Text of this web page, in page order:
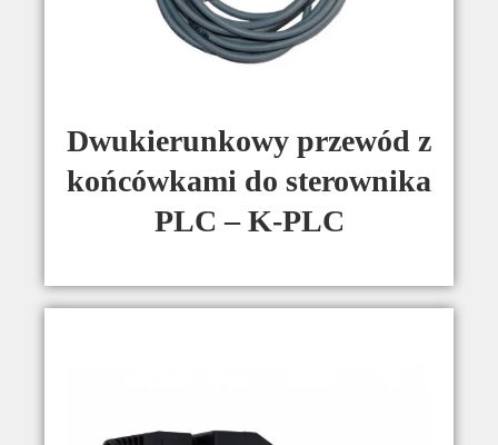
Dwukierunkowy przewód z
końcówkami do sterownika
PLC – K-PLC